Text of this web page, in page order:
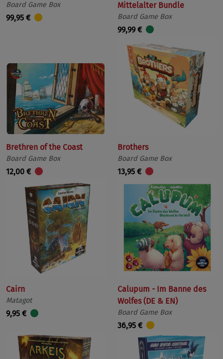
Board Game Box
99,95 €
Mittelalter Bundle
Board Game Box
99,99 €
Brethren of the Coast
Board Game Box
12,00 €
Brothers
Board Game Box
13,95 €
Cairn
Matagot
9,95 €
Calupum - Im Banne des
Wolfes (DE & EN)
Board Game Box
36,95 €